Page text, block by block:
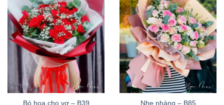
Bó hoa cho vợ – B39
Nhẹ nhàng – B85